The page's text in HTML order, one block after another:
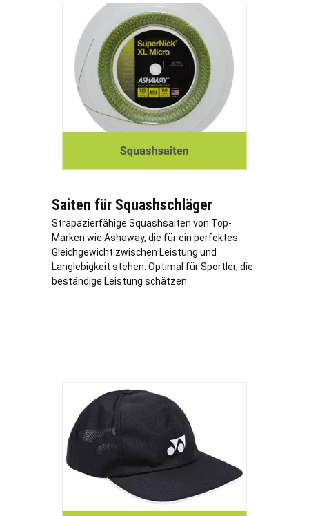
Saiten für Squashschläger
Strapazierfähige Squashsaiten von Top-
Marken wie Ashaway, die für ein perfektes
Gleichgewicht zwischen Leistung und
Langlebigkeit stehen. Optimal für Sportler, die
beständige Leistung schätzen.